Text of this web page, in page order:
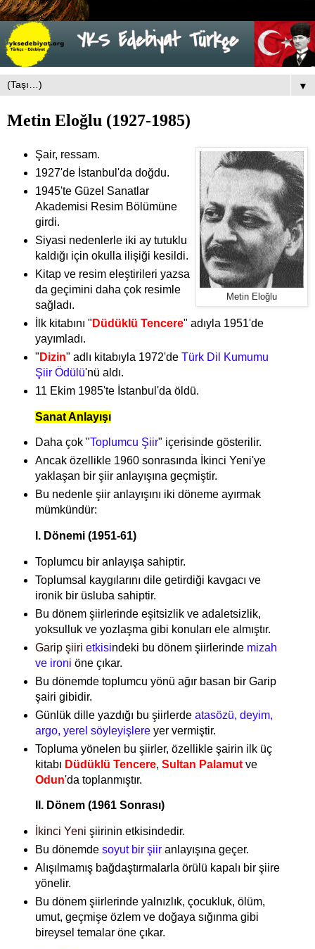
▼
Metin Eloğlu (1927-1985)
Metin Eloğlu
Şair, ressam.
1927'de İstanbul'da doğdu.
1945'te Güzel Sanatlar
Akademisi Resim Bölümüne
girdi.
Siyasi nedenlerle iki ay tutuklu
kaldığı için okulla ilişiği kesildi.
Kitap ve resim eleştirileri yazsa
da geçimini daha çok resimle
sağladı.
İlk kitabını " Düdüklü Tencere" adıyla 1951'de
yayımladı.
" Dizin" adlı kitabıyla 1972'de Türk Dil Kumumu
Şiir Ödülü'nü aldı.
11 Ekim 1985'te İstanbul'da öldü.
Sanat Anlayışı
Daha çok "Toplumcu Şiir" içerisinde gösterilir.
Ancak özellikle 1960 sonrasında İkinci Yeni'ye
yaklaşan bir şiir anlayışına geçmiştir.
Bu nedenle şiir anlayışını iki döneme ayırmak
mümkündür:
I. Dönemi (1951-61)
Toplumcu bir anlayışa sahiptir.
Toplumsal kaygılarını dile getirdiği kavgacı ve
ironik bir üsluba sahiptir.
Bu dönem şiirlerinde eşitsizlik ve adaletsizlik,
yoksulluk ve yozlaşma gibi konuları ele almıştır.
Garip şiiri etkisindeki bu dönem şiirlerinde mizah
ve ironi öne çıkar.
Bu dönemde toplumcu yönü ağır basan bir Garip
şairi gibidir.
Günlük dille yazdığı bu şiirlerde atasözü, deyim,
argo, yerel söyleyişlereyer vermiştir.
Topluma yönelen bu şiirler, özellikle şairin ilk üç
kitabı Düdüklü Tencere, Sultan Palamutve
Odun'da toplanmıştır.
II. Dönem (1961 Sonrası)
İkinci Yeni şiirinin etkisindedir.
Bu dönemde soyut bir şiiranlayışına geçer.
Alışılmamış bağdaştırmalarla örülü kapalı bir şiire
yönelir.
Bu dönem şiirlerinde yalnızlık, çocukluk, ölüm,
umut, geçmişe özlem ve doğaya sığınma gibi
bireysel temalar öne çıkar.